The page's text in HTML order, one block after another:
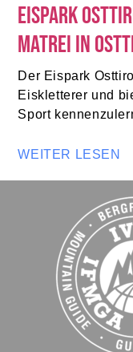
Eispark
Matrei in
Der Eispark
Eiskletterer und
Sport
WEITER LESEN